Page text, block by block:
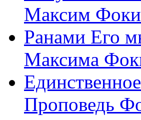
Максим
Ранами Его
Максима
Проповедь